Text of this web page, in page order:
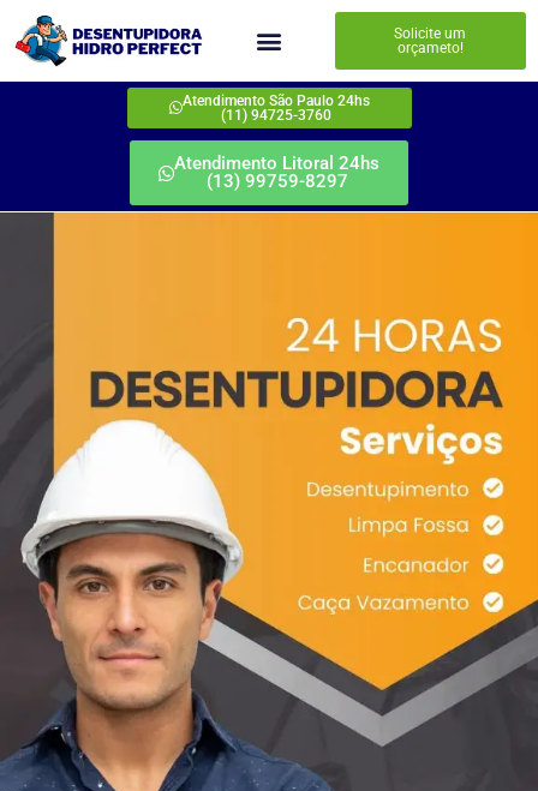
Solicite um
orçameto!
Atendimento São Paulo 24hs
(11) 94725-3760
Atendimento Litoral 24hs
(13) 99759-8297